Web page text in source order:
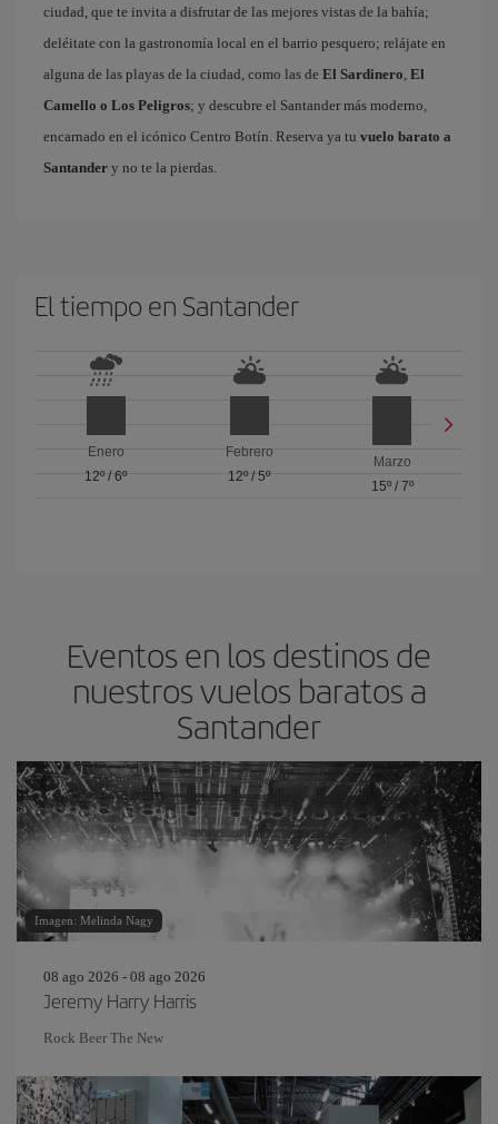
ciudad, que te invita a disfrutar de las mejores vistas de la bahía;
deléitate con la gastronomía local en el barrio pesquero; relájate en
alguna de las playas de la ciudad, como las de El Sardinero El
Camello o Los Peligros; y descubre el Santander más moderno,
encarnado en el icónico Centro Botín. Reserva ya tu vuelo barato a
Santander y no te la pierdas.
El tiempo en Santander
Enero
12º/6º
Febrero
12º/ 5º
Marzo
15º/ 7º
Eventos en los destinos de
nuestros vuelos baratos a
Santander
Imagen: Melinda Nagy
08 ago 2026 - 08 ago 2026
Jeremy Harry Harris
Rock Beer The New